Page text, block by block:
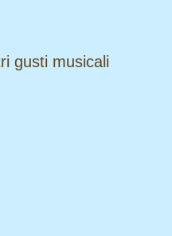
gusti musicali